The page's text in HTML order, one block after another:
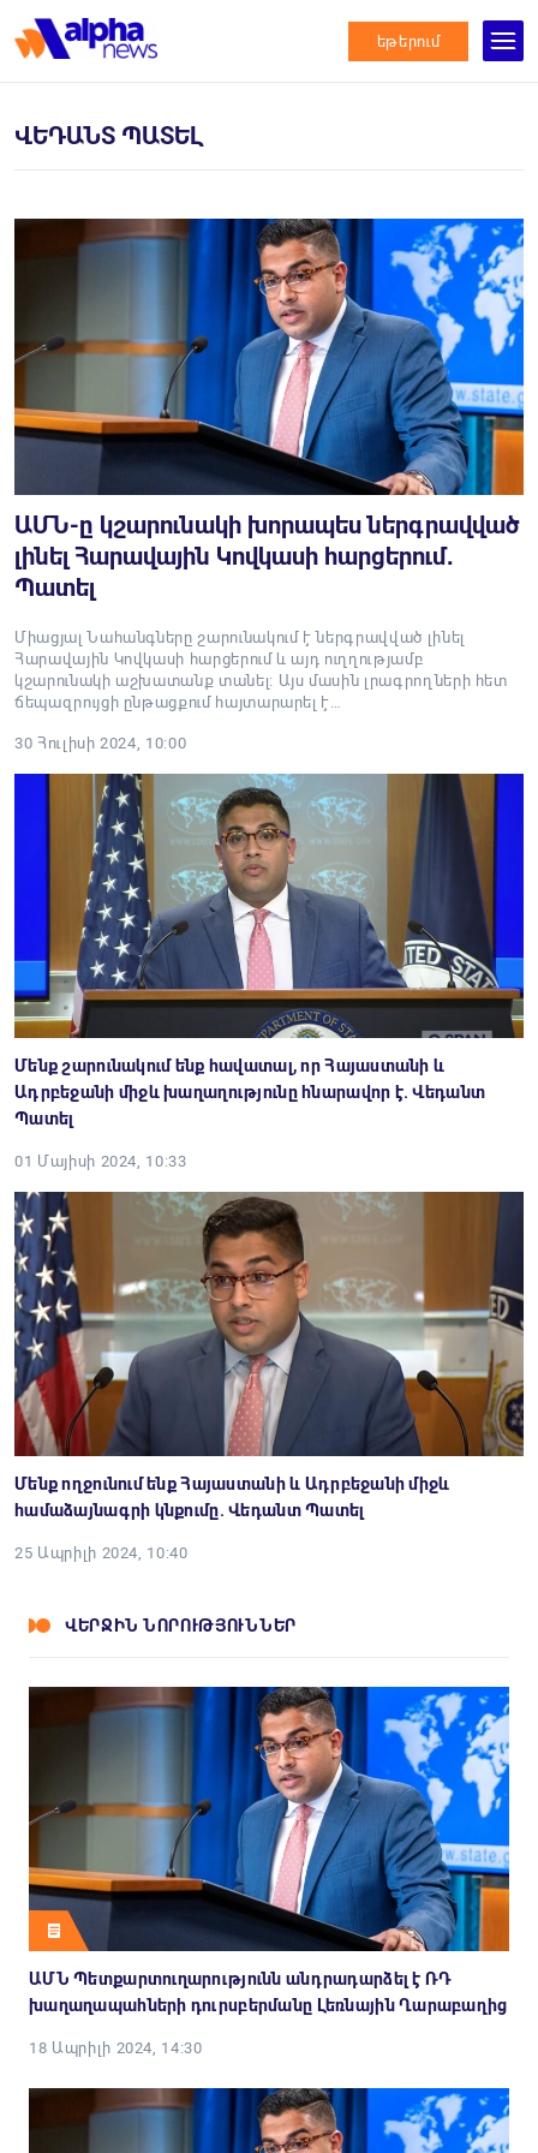
եթերում
ՎԵԴԱՆՏ ՊԱՏԵԼ
ԱՄՆ-ը կշարունակի խորապես ներգրավված
լինել Հարավային Կովկասի հարցերում․
Պատել
Միացյալ Նահանգները շարունակում է ներգրավված լինել
Հարավային Կովկասի հարցերում և այդ ուղղությամբ
կշարունակի աշխատանք տանել։ Այս մասին լրագրողների հետ
ճեպազրույցի ընթացքում հայտարարել է…
30 Հուլիսի 2024, 10:00
Մենք շարունակում ենք հավատալ, որ Հայաստանի և
Ադրբեջանի միջև խաղաղությունը հնարավոր է. Վեդանտ
Պատել
01 Մայիսի 2024, 10:33
Մենք ողջունում ենք Հայաստանի և Ադրբեջանի միջև
համաձայնագրի կնքումը. Վեդանտ Պատել
25 Ապրիլի 2024, 10:40
ՎԵՐՋԻՆ ՆՈՐՈՒԹՅՈՒՆՆԵՐ
ԱՄՆ Պետքարտուղարությունն անդրադարձել է ՌԴ
խաղաղապահների դուրսբերմանը Լեռնային Ղարաբաղից
18 Ապրիլի 2024, 14:30